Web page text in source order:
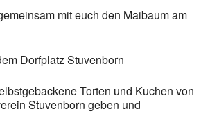
mit euch den Maibaum am
Dorfplatz Stuvenborn
Torten und Kuchen von
Stuvenborn geben und